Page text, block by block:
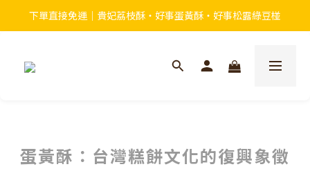
下單直接免運｜貴妃荔枝酥・好事蛋黃酥・好事松露綠豆椪
蛋黃酥：台灣糕餅文化的復興象徵